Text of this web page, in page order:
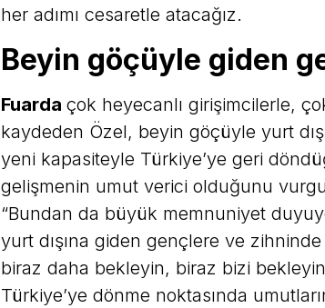
her adımı cesaretle atacağız.
Beyin göçüyle giden
Fuarda çok heyecanlı girişimcilerle,
kaydeden Özel, beyin göçüyle yurt
yeni kapasiteyle Türkiye’ye geri
gelişmenin umut verici olduğunu
“Bundan da büyük memnuniyet
yurt dışına giden gençlere ve
biraz daha bekleyin, biraz bizi
Türkiye’ye dönme noktasında